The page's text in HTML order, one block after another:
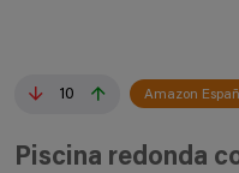
10 Amazon
Piscina redonda